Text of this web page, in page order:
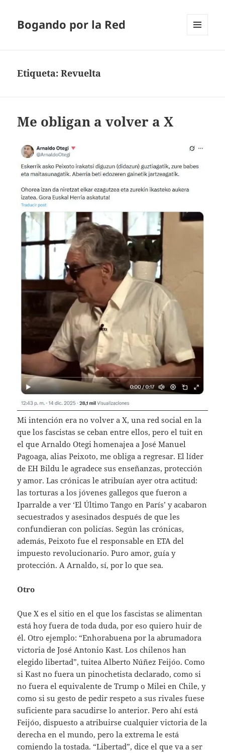
Bogando por la Red
Etiqueta:Revuelta
Me obligan a volver a X
Mi intención era no volver a X, una red social en la
que los fascistas se ceban entre ellos, pero el tuit en
el que Arnaldo Otegi homenajea a José Manuel
Pagoaga, alias Peixoto, me obliga a regresar. El líder
de EH Bildu le agradece sus enseñanzas, protección
y amor. Las crónicas le atribuían ayer otra actitud:
las torturas a los jóvenes gallegos que fueron a
Iparralde a ver ‘El Último Tango en París’ y acabaron
secuestrados y asesinados después de que les
confundieran con policías. Según las crónicas,
además, Peixoto fue el responsable en ETA del
impuesto revolucionario. Puro amor, guía y
protección. A Arnaldo, sí, por lo que sea.
Otro
Que X es el sitio en el que los fascistas se alimentan
está hoy fuera de toda duda, por eso quiero huir de
él. Otro ejemplo: “Enhorabuena por la abrumadora
victoria de José Antonio Kast. Los chilenos han
elegido libertad”, tuitea Alberto Núñez Feijóo. Como
si Kast no fuera un pinochetista declarado, como si
no fuera el equivalente de Trump o Milei en Chile, y
como si su gesto de pedir respeto a sus rivales fuese
suficiente para sacudirse lo anterior. Pero ahí está
Feijóo, dispuesto a atribuirse cualquier victoria de la
derecha en el mundo, pero la extrema le está
comiendo la tostada. “Libertad”, dice el que va a ser